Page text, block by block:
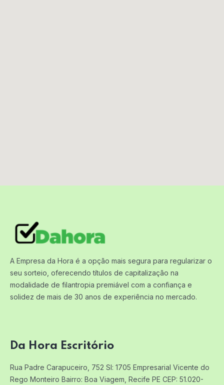
A Empresa da Hora é a opção mais segura para regularizar o
seu sorteio, oferecendo títulos de capitalização na
modalidade de filantropia premiável com a confiança e
solidez de mais de 30 anos de experiência no mercado.
Da Hora Escritório
Rua Padre Carapuceiro, 752 Sl: 1705 Empresarial Vicente do
Rego Monteiro Bairro: Boa Viagem, Recife PE CEP: 51.020-